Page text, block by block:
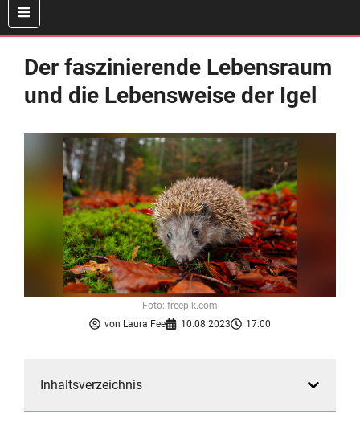
Der faszinierende Lebensraum
und die Lebensweise der Igel
von Laura Fee 10.08.2023 17:00
Foto: freepik.com
Inhaltsverzeichnis